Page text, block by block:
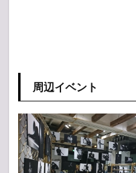
周辺イベント